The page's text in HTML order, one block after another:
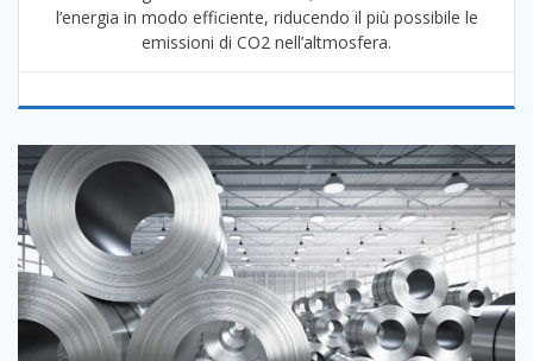
l’energia in modo efficiente, riducendo il più possibile le
emissioni di CO2 nell’altmosfera.